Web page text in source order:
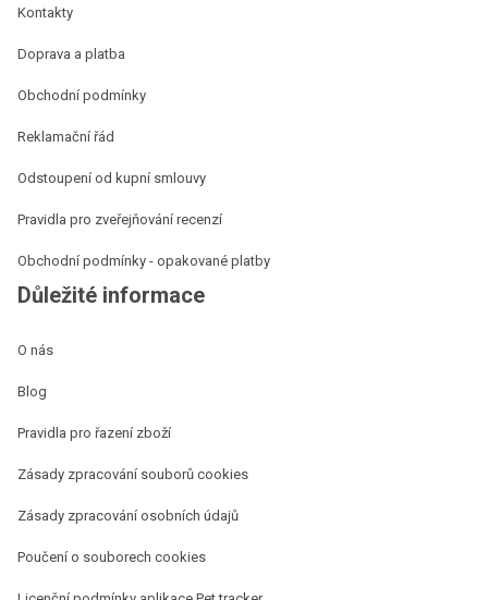
Kontakty
Doprava a platba
Obchodní podmínky
Reklamační řád
Odstoupení od kupní smlouvy
Pravidla pro zveřejňování recenzí
Obchodní podmínky - opakované platby
Důležité informace
O nás
Blog
Pravidla pro řazení zboží
Zásady zpracování souborů cookies
Zásady zpracování osobních údajů
Poučení o souborech cookies